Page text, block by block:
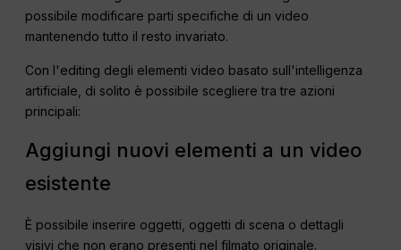
possibile modificare parti specifiche di un video
mantenendo tutto il resto invariato.
Con l'editing degli elementi video basato sull'intelligenza
artificiale, di solito è possibile scegliere tra tre azioni
principali:
Aggiungi nuovi elementi a un video
esistente
È possibile inserire oggetti, oggetti di scena o dettagli
visivi che non erano presenti nel filmato originale.